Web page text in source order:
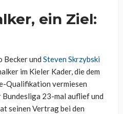
ein Ziel:
Becker und Steven Skrzybski
im Kieler Kader, die dem
Qualifikation vermiesen
Bundesliga 23-mal auflief und
seinen Vertrag bei den